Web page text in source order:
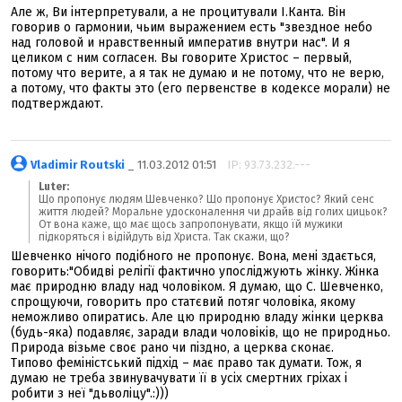
Але ж, Ви інтерпретували, а не процитували І.Канта. Він
говорив о гармонии, чьим выражением есть "звездное небо
над головой и нравственный императив внутри нас". И я
целиком с ним согласен. Вы говорите Христос – первый,
потому что верите, а я так не думаю и не потому, что не верю,
а потому, что факты это (его первенстве в кодексе морали) не
подтверждают.
Vladimir Routski _ 11.03.2012 01:51 IP: 93.73.232.---
Luter:
Що пропонує людям Шевченко? Що пропонує Христос? Який сенс
життя людей? Моральне удосконалення чи драйв від голих цицьок?
От вона каже, що має щось запропонувати, якщо їй мужики
підкоряться і відійдуть від Христа. Так скажи, що?
Шевченко нічого подібного не пропонує. Вона, мені здається,
говорить:"Обидві релігії фактично упосліджують жінку. Жінка
має природню владу над чоловіком. Я думаю, що С. Шевченко,
спрощуючи, говорить про статєвий потяг чоловіка, якому
неможливо опиратись. Але цю природню владу жінки церква
(будь-яка) подавляє, заради влади чоловіків, що не природньо.
Природа візьме своє рано чи піздно, а церква сконає.
Типово феміністський підхід – має право так думати. Тож, я
думаю не треба звинувачувати її в усіх смертних гріхах і
робити з неї "дьволіцу".:)))